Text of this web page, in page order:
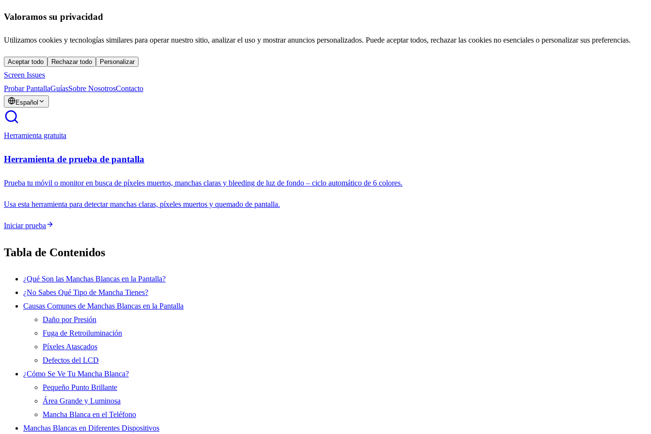
Valoramos su privacidad
Utilizamos cookies y tecnologías similares para operar nuestro sitio, analizar el uso y mostrar anuncios personalizados. Puede aceptar todos, rechazar las cookies no esenciales o personalizar sus preferencias.
Aceptar todo Rechazar todo Personalizar
Screen Issues
Probar PantallaGuíasSobre NosotrosContacto
Español
Herramienta gratuita
Herramienta de prueba de pantalla
Prueba tu móvil o monitor en busca de píxeles muertos, manchas claras y bleeding de luz de fondo – ciclo automático de 6 colores.
Usa esta herramienta para detectar manchas claras, píxeles muertos y quemado de pantalla.
Iniciar prueba
Tabla de Contenidos
¿Qué Son las Manchas Blancas en la Pantalla?
¿No Sabes Qué Tipo de Mancha Tienes?
Causas Comunes de Manchas Blancas en la Pantalla
Daño por Presión
Fuga de Retroiluminación
Píxeles Atascados
Defectos del LCD
¿Cómo Se Ve Tu Mancha Blanca?
Pequeño Punto Brillante
Área Grande y Luminosa
Mancha Blanca en el Teléfono
Manchas Blancas en Diferentes Dispositivos